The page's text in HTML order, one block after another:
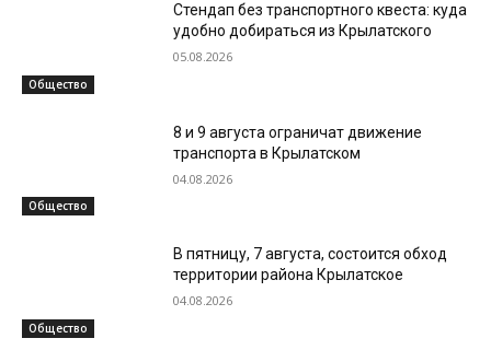
Общество
Стендап без транспортного квеста: куда
удобно добираться из Крылатского
05.08.2026
Общество
8 и 9 августа ограничат движение
транспорта в Крылатском
04.08.2026
Общество
В пятницу, 7 августа, состоится обход
территории района Крылатское
04.08.2026